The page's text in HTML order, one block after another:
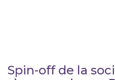
Spin-off de la